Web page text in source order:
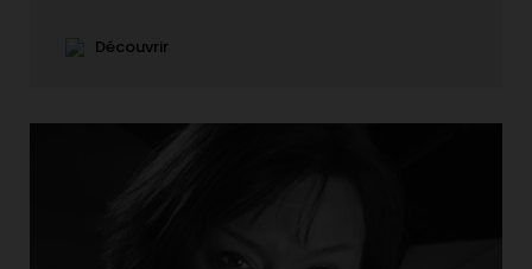
Découvrir